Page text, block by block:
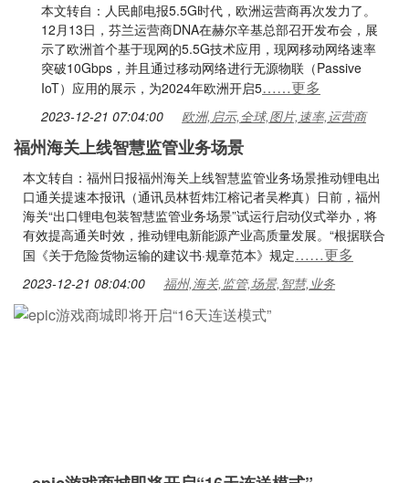
本文转自：人民邮电报5.5G时代，欧洲运营商再次发力了。
12月13日，芬兰运营商DNA在赫尔辛基总部召开发布会，展
示了欧洲首个基于现网的5.5G技术应用，现网移动网络速率
突破10Gbps，并且通过移动网络进行无源物联（Passive
IoT）应用的展示，为2024年欧洲开启5……更多
2023-12-21 07:04:00 欧洲,启示,全球,图片,速率,运营商
福州海关上线智慧监管业务场景
本文转自：福州日报福州海关上线智慧监管业务场景推动锂电出
口通关提速本报讯（通讯员林哲炜江榕记者吴桦真）日前，福州
海关“出口锂电包装智慧监管业务场景”试运行启动仪式举办，将
有效提高通关时效，推动锂电新能源产业高质量发展。“根据联合
国《关于危险货物运输的建议书·规章范本》规定……更多
2023-12-21 08:04:00 福州,海关,监管,场景,智慧,业务